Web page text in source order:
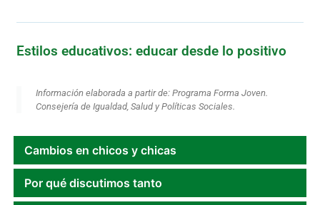
Estilos educativos: educar desde lo positivo
Información elaborada a partir de: Programa Forma Joven.
Consejería de Igualdad, Salud y Políticas Sociales.
Cambios en chicos y chicas
Por qué discutimos tanto